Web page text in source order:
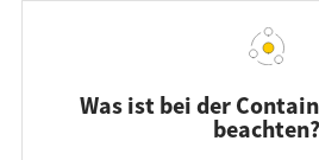
Was ist bei der
beachten?